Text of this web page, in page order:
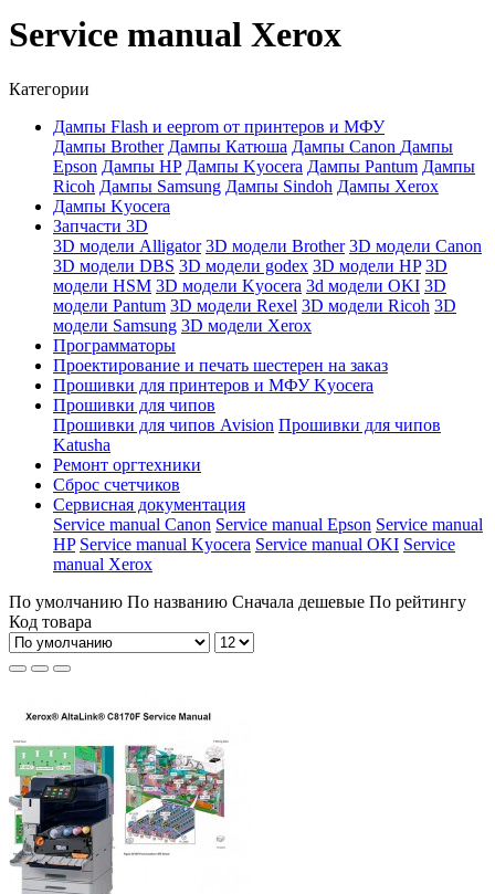
Service manual Xerox
Категории
Дампы Flash и eeprom от принтеров и МФУ
Дaмпы Brother Дампы Катюша Дампы Canon Дампы
Epson Дампы HP Дампы Kyocera Дампы Pantum Дампы
Ricoh Дампы Samsung Дампы Sindoh Дампы Xerox
Дампы Kyocera
Запчасти 3D
3D модели Alligator 3D модели Brother 3D модели Canon
3D модели DBS 3D модели godex 3D модели HP 3D
модели HSM 3D модели Kyocera 3d модели OKI 3D
модели Pantum 3D модели Rexel 3D модели Ricoh 3D
модели Samsung 3D модели Xerox
Программаторы
Проектирование и печать шестерен на заказ
Прошивки для принтеров и МФУ Kyocera
Прошивки для чипов
Прошивки для чипов Avision Прошивки для чипов
Katusha
Ремонт оргтехники
Сброс счетчиков
Сервисная документация
Service manual Canon Service manual Epson Service manual
HP Service manual Kyocera Service manual OKI Service
manual Xerox
По умолчанию По названию Сначала дешевые По рейтингу
Код товара